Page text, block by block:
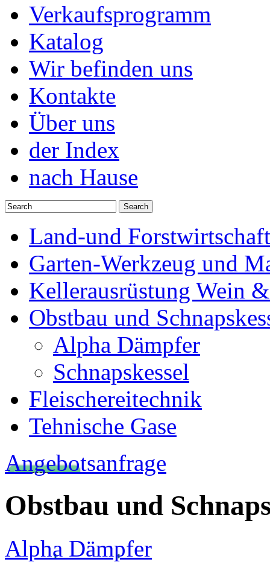
Verkaufsprogramm
Katalog
Wir befinden uns
Kontakte
Über uns
der Index
nach Hause
Land-und Forstwirtschaft
Garten-Werkzeug und
Kellerausrüstung Wein
Obstbau und
Alpha Dämpfer
Schnapskessel
Fleischereitechnik
Tehnische Gase
Angebotsanfrage
Obstbau und
Alpha Dämpfer